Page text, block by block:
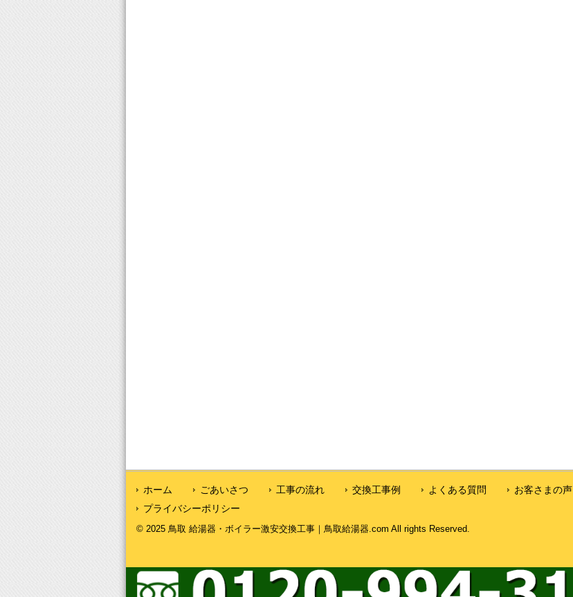
ホーム ごあいさつ 工事の流れ 交換工事例 よくある質問 お客さまの声
プライバシーポリシー
© 2025 鳥取 給湯器・ボイラー激安交換工事｜鳥取給湯器.com All rights Reserved.